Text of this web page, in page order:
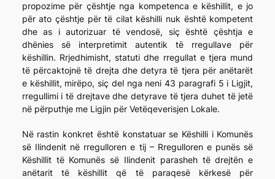
propozime për çështje nga kompetenca e këshillit, e jo
për ato çështje për të cilat këshilli nuk është kompetent
dhe as i autorizuar të vendosë, siç është çështja e
dhënies së interpretimit autentik të rregullave për
këshillin. Rrjedhimisht, statuti dhe rregullat e tjera mund
të përcaktojnë të drejta dhe detyra të tjera për anëtarët
e këshillit, mirëpo, siç del nga neni 43 paragrafi 5 i Ligjit,
rregullimi i të drejtave dhe detyrave të tjera duhet të jetë
në përputhje me Ligjin për Vetëqeverisjen Lokale.
Në rastin konkret është konstatuar se Këshilli i Komunës
së Ilindenit në rregulloren e tij – Rregulloren e punës së
Këshillit të Komunës së Ilindenit parasheh të drejtën e
anëtarit të këshillit që të paraqesë kërkesë për